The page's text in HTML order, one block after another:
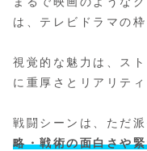
は、テレビドラマの
視覚的な魅力は、ス
に重厚さとリアリテ
戦闘シーンは、ただ
略・戦術の面白さや